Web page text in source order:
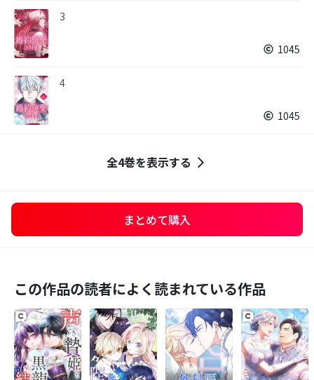
3
1045
4
1045
全4巻を表示する
まとめて購入
この作品の読者によく読まれている作品